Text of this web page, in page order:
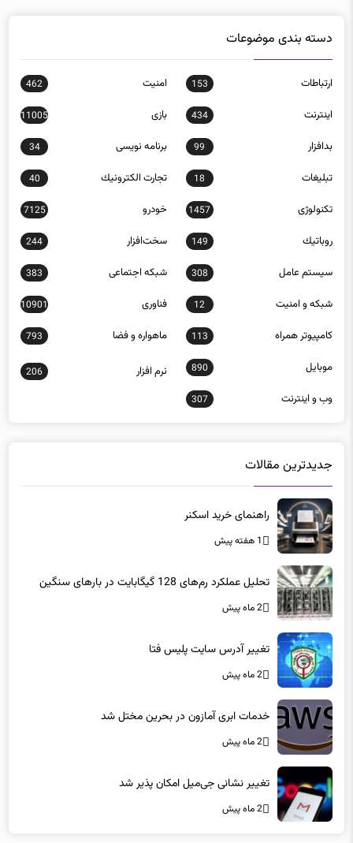
دسته بندی موضوعات
ارتباطات 153 امنيت 462
اينترنت 434 بازی 11005
بدافزار 99 برنامه نويسی 34
تبلیغات 18 تجارت الكترونيك 40
تکنولوژی 1457 خودرو 7125
روباتيك 149 سخت‌افزار 244
سيستم عامل 308 شبكه اجتماعی 383
شبكه و امنيت 12 فناوری 10901
كامپيوتر همراه 113 ماهواره و فضا 793
موبايل 890 نرم افزار 206
وب و اينترنت 307
جدیدترین مقالات
راهنمای خرید اسکنر
1 هفته پیش
تحلیل عملکرد رم‌های 128 گیگابایت در بارهای سنگین
2 ماه پیش
تغییر آدرس سایت پلیس فتا
2 ماه پیش
خدمات ابری آمازون در بحرین مختل شد
2 ماه پیش
تغییر نشانی جی‌میل امکان پذیر شد
2 ماه پیش